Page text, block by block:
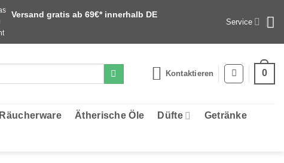
Versand gratis ab 69€* innerhalb DE
Service
Kontaktieren 0
Räucherware Ätherische Öle Düfte Getränke